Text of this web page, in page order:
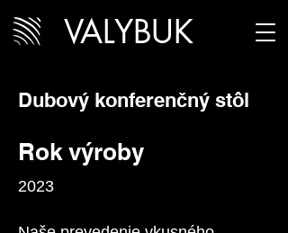
VALYBUK
Dubový konferenčný stôl
Rok výroby
2023